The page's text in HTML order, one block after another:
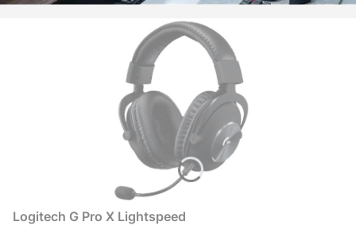
Logitech G Pro X Lightspeed